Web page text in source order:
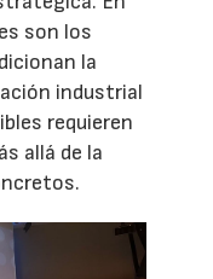
son los
la
industrial
requieren
allá de la